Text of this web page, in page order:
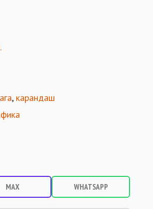
, карандаш
MAX WHATSAPP